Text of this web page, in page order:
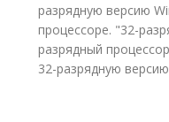
разрядную версию
процессоре. "32-
разрядный
32-разрядную